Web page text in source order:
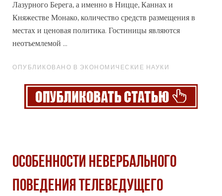
Лазурного Берега, а именно в Ницце, Каннах и
Княжестве Монако, количество средств размещения в
местах и ценовая политика. Гостиницы являются
неотъемлемой ...
ОПУБЛИКОВАНО В ЭКОНОМИЧЕСКИЕ НАУКИ
ОСОБЕННОСТИ НЕВЕРБАЛЬНОГО
ПОВЕДЕНИЯ ТЕЛЕВЕДУЩЕГО